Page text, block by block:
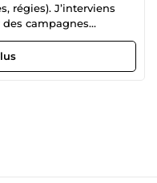
régies). J’interviens
campagnes
d’acquisition
sur : • Google
/ Instagram) • Tracking